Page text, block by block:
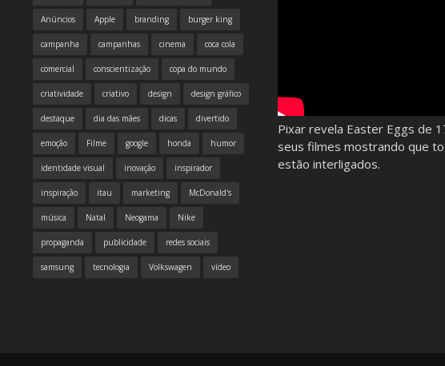
Anúncios Apple branding burger king
campanha campanhas cinema coca cola
comercial conscientização copa do mundo
criatividade criativo design design gráfico
destaque dia das mães dicas divertido
emoção Filme google honda humor
identidade visual inovação inspirador
inspiração itau marketing McDonald's
música Natal Neogama Nike
propaganda publicidade redes sociais
samsung tecnologia Volkswagen vídeo
Pixar revela Easter Eggs de
seus filmes mostrando que
estão interligados.